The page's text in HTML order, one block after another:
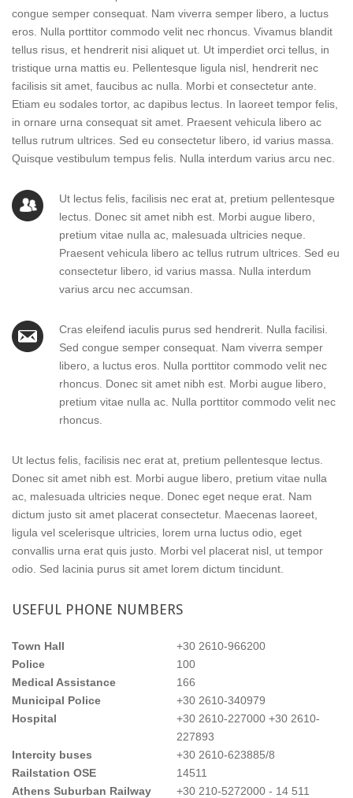
congue semper consequat. Nam viverra semper libero, a luctus
eros. Nulla porttitor commodo velit nec rhoncus. Vivamus blandit
tellus risus, et hendrerit nisi aliquet ut. Ut imperdiet orci tellus, in
tristique urna mattis eu. Pellentesque ligula nisl, hendrerit nec
facilisis sit amet, faucibus ac nulla. Morbi et consectetur ante.
Etiam eu sodales tortor, ac dapibus lectus. In laoreet tempor felis,
in ornare urna consequat sit amet. Praesent vehicula libero ac
tellus rutrum ultrices. Sed eu consectetur libero, id varius massa.
Quisque vestibulum tempus felis. Nulla interdum varius arcu nec.
Ut lectus felis, facilisis nec erat at, pretium pellentesque
lectus. Donec sit amet nibh est. Morbi augue libero,
pretium vitae nulla ac, malesuada ultricies neque.
Praesent vehicula libero ac tellus rutrum ultrices. Sed eu
consectetur libero, id varius massa. Nulla interdum
varius arcu nec accumsan.
Cras eleifend iaculis purus sed hendrerit. Nulla facilisi.
Sed congue semper consequat. Nam viverra semper
libero, a luctus eros. Nulla porttitor commodo velit nec
rhoncus. Donec sit amet nibh est. Morbi augue libero,
pretium vitae nulla ac. Nulla porttitor commodo velit nec
rhoncus.
Ut lectus felis, facilisis nec erat at, pretium pellentesque lectus.
Donec sit amet nibh est. Morbi augue libero, pretium vitae nulla
ac, malesuada ultricies neque. Donec eget neque erat. Nam
dictum justo sit amet placerat consectetur. Maecenas laoreet,
ligula vel scelerisque ultricies, lorem urna luctus odio, eget
convallis urna erat quis justo. Morbi vel placerat nisl, ut tempor
odio. Sed lacinia purus sit amet lorem dictum tincidunt.
USEFUL PHONE NUMBERS
Town Hall
+30 2610-966200
Police
100
Medical Assistance
166
Municipal Police
+30 2610-340979
Hospital
+30 2610-227000 +30 2610-
227893
Intercity buses
+30 2610-623885/8
Railstation OSE
14511
Athens Suburban Railway
+30 210-5272000 - 14 511